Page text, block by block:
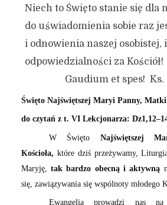
Niech to Święto stanie się dla
do uświadomienia sobie raz
i odnowienia naszej
odpowiedzialności za Kościół!
Gaudium et spes! Ks.
Święto Najświętszej Maryi Panny, Matki
do czytań z t. VI Lekcjonarza:
W Święto Najświętszej
Kościoła, które dziś przeżywamy,
Maryję,tak bardzo obecną i aktywną
się, zawiązywania się wspólnoty młodego
Ewangelia prowadzi nas